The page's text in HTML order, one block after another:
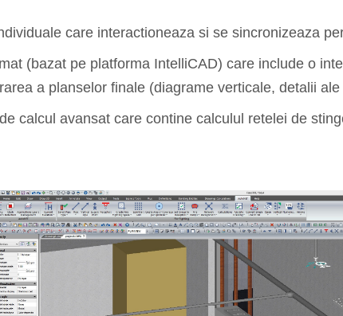
care interactioneaza si se sincronizeaza
(bazat pe platforma IntelliCAD) care include o
a planselor finale (diagrame verticale, detalii
calcul avansat care contine calculul retelei de